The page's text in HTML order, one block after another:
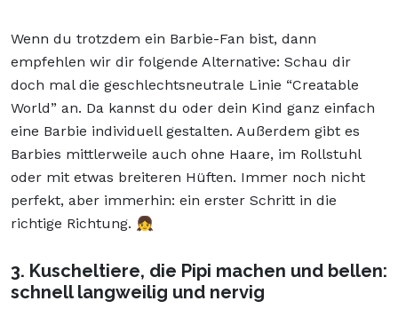
Wenn du trotzdem ein Barbie-Fan bist, dann
empfehlen wir dir folgende Alternative: Schau dir
doch mal die geschlechtsneutrale Linie “Creatable
World” an. Da kannst du oder dein Kind ganz einfach
eine Barbie individuell gestalten. Außerdem gibt es
Barbies mittlerweile auch ohne Haare, im Rollstuhl
oder mit etwas breiteren Hüften. Immer noch nicht
perfekt, aber immerhin: ein erster Schritt in die
richtige Richtung. 👧
3. Kuscheltiere, die Pipi machen und bellen:
schnell langweilig und nervig